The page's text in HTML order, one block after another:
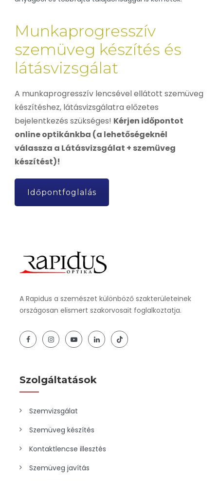
Munkaprogresszív
szemüveg készítés és
látásvizsgálat
A munkaprogresszív lencsével ellátott szemüveg
készítéshez, látásvizsgálatra előzetes
bejelentkezés szükséges! Kérjen időpontot
online optikánkba (a lehetőségeknél
válassza a Látásvizsgálat + szemüveg
készítést)!
Időpontfoglalás
A Rapidus a szemészet különböző szakterületeinek
országosan elismert szakorvosait foglalkoztatja.
Szolgáltatások
Szemvizsgálat
Szemüveg készítés
Kontaktlencse illesztés
Szemüveg javítás